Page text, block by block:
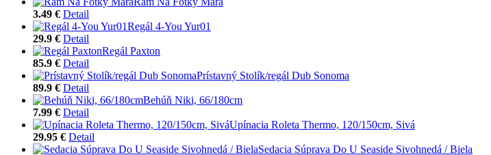
3.49 € Detail
Regál 4-You Yur01
29.9 € Detail
Regál Paxton
85.9 € Detail
Prístavný Stolík/regál Dub Sonoma
89.9 € Detail
Behúň Niki, 66/180cm
7.99 € Detail
Upínacia Roleta Thermo, 120/150cm, Sivá
29.95 € Detail
Sedacia Súprava Do U Seaside Sivohnedá / Biela